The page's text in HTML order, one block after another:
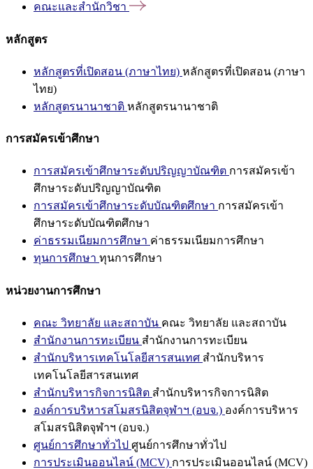
คณะและสำนักวิชา
หลักสูตร
หลักสูตรที่เปิดสอน (ภาษาไทย) หลักสูตรที่เปิดสอน (ภาษา
ไทย)
หลักสูตรนานาชาติ หลักสูตรนานาชาติ
การสมัครเข้าศึกษา
การสมัครเข้าศึกษาระดับปริญญาบัณฑิต การสมัครเข้า
ศึกษาระดับปริญญาบัณฑิต
การสมัครเข้าศึกษาระดับบัณฑิตศึกษา การสมัครเข้า
ศึกษาระดับบัณฑิตศึกษา
ค่าธรรมเนียมการศึกษา ค่าธรรมเนียมการศึกษา
ทุนการศึกษา ทุนการศึกษา
หน่วยงานการศึกษา
คณะ วิทยาลัย และสถาบัน คณะ วิทยาลัย และสถาบัน
สำนักงานการทะเบียน สำนักงานการทะเบียน
สำนักบริหารเทคโนโลยีสารสนเทศ สำนักบริหาร
เทคโนโลยีสารสนเทศ
สำนักบริหารกิจการนิสิต สำนักบริหารกิจการนิสิต
องค์การบริหารสโมสรนิสิตจุฬาฯ (อบจ.) องค์การบริหาร
สโมสรนิสิตจุฬาฯ (อบจ.)
ศูนย์การศึกษาทั่วไป ศูนย์การศึกษาทั่วไป
การประเมินออนไลน์ (MCV) การประเมินออนไลน์ (MCV)